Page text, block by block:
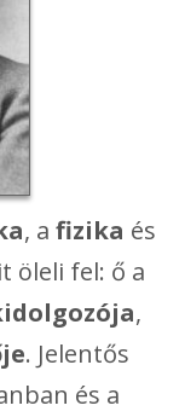
, a fizika és
öleli fel: ő a
,
. Jelentős
és a